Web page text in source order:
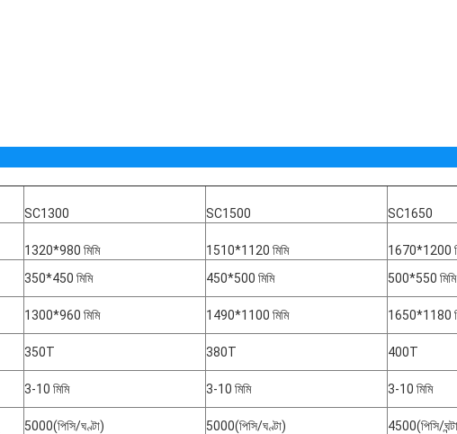
SC1300 SC1500 SC1650
1320*980 মিমি 1510*1120 মিমি 1670*1200
350*450 মিমি 450*500 মিমি 500*550 মিমি
1300*960 মিমি 1490*1100 মিমি 1650*1180
350T 380T 400T
3-10 মিমি 3-10 মিমি 3-10 মিমি
5000(পিসি/ঘণ্টা) 5000(পিসি/ঘণ্টা) 4500(পিসি/